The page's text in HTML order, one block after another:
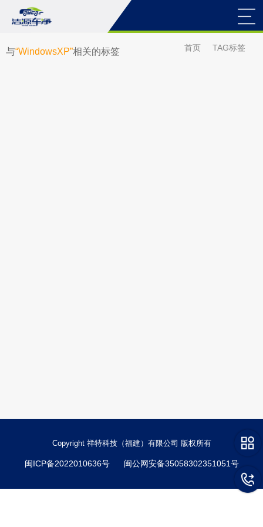
与“WindowsXP”相关的标签 首页 TAG标签
Copyright 祥特科技（福建）有限公司 版权所有
闽ICP备2022010636号 闽公网安备35058302351051号